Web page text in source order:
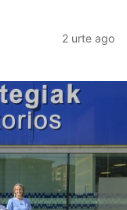
2 urte ago